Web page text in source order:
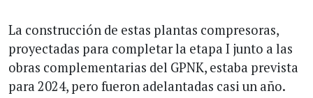
La construcción de estas plantas compresoras,
proyectadas para completar la etapa I junto a las
obras complementarias del GPNK, estaba prevista
para 2024, pero fueron adelantadas casi un año.